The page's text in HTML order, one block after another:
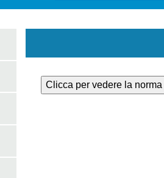
Clicca per vedere la norma